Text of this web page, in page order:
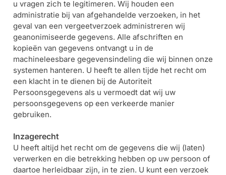
u vragen zich te legitimeren. Wij houden een
administratie bij van afgehandelde verzoeken, in het
geval van een vergeetverzoek administreren wij
geanonimiseerde gegevens. Alle afschriften en
kopieën van gegevens ontvangt u in de
machineleesbare gegevensindeling die wij binnen onze
systemen hanteren. U heeft te allen tijde het recht om
een klacht in te dienen bij de Autoriteit
Persoonsgegevens als u vermoedt dat wij uw
persoonsgegevens op een verkeerde manier
gebruiken.
Inzagerecht
U heeft altijd het recht om de gegevens die wij (laten)
verwerken en die betrekking hebben op uw persoon of
daartoe herleidbaar zijn, in te zien. U kunt een verzoek